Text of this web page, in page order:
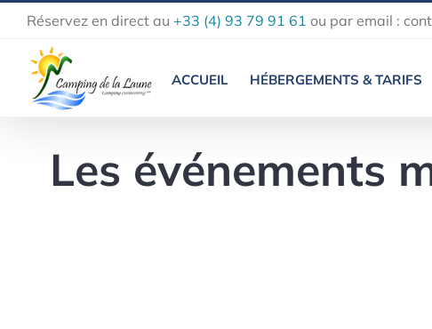
Passer
contenu
Réservez en direct au +33 (4) 93 79 91 61 ou par email :
ACCUEIL HÉBERGEMENTS & TARIFS
Les événements